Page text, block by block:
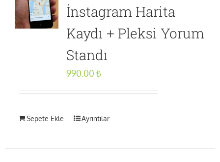
İnstagram Harita
Kaydı + Pleksi Yorum
Standı
990.00 ₺
Sepete Ekle Ayrıntılar